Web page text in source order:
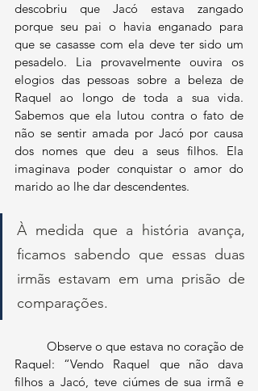
descobriu que Jacó estava zangado
porque seu pai o havia enganado para
que se casasse com ela deve ter sido um
pesadelo. Lia provavelmente ouvira os
elogios das pessoas sobre a beleza de
Raquel ao longo de toda a sua vida.
Sabemos que ela lutou contra o fato de
não se sentir amada por Jacó por causa
dos nomes que deu a seus filhos. Ela
imaginava poder conquistar o amor do
marido ao lhe dar descendentes.
À medida que a história avança,
ficamos sabendo que essas duas
irmãs estavam em uma prisão de
comparações.
	Observe o que estava no coração de
Raquel: “Vendo Raquel que não dava
filhos a Jacó, teve ciúmes de sua irmã e